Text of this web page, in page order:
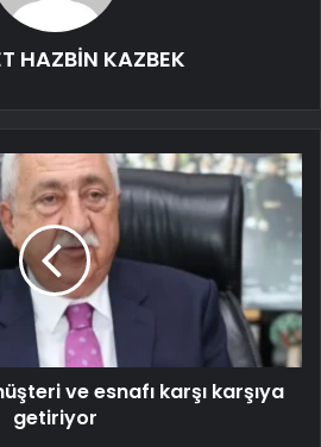
HAZBİN KAZBEK
ve esnafı karşı karşıya
getiriyor